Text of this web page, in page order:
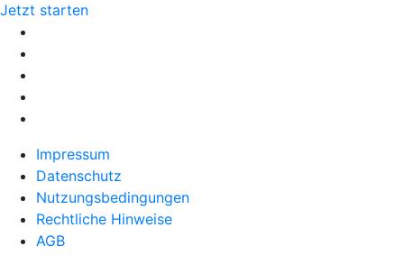
Jetzt starten
Impressum
Datenschutz
Nutzungsbedingungen
Rechtliche Hinweise
AGB